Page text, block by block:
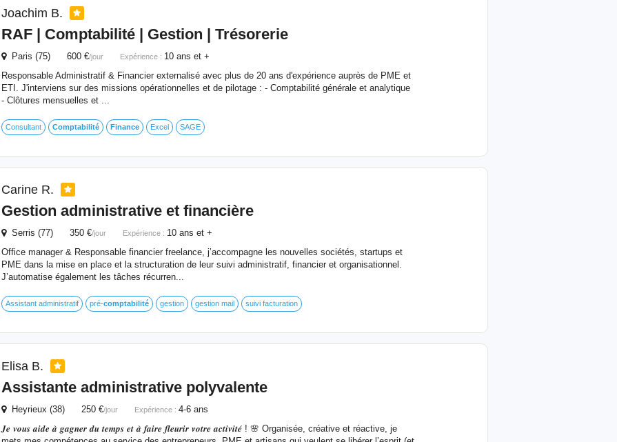
Joachim B.
RAF | Comptabilité| Gestion | Trésorerie
Paris (75) 600 €/jour Expérience : 10 ans et +
Responsable Administratif & Financier externalisé avec plus de 20 ans d'expérience auprès de PME et
ETI. J'interviens sur des missions opérationnelles et de pilotage : - Comptabilité générale et analytique
- Clôtures mensuelles et ...
Consultant Comptabilité Finance Excel SAGE
Carine R.
Gestion administrative etfinancière
Serris (77) 350 €/jour Expérience : 10 ans et +
Office manager & Responsable financier freelance, j’accompagne les nouvelles sociétés, startups et
PME dans la mise en place et la structuration de leur suivi administratif, financier et organisationnel.
J’automatise également les tâches récurren...
Assistant administratif pré-comptabilité gestion gestion mail suivi facturation
Elisa B.
Assistante administrative polyvalente
Heyrieux (38) 250 €/jour Expérience : 4-6 ans
𝑱𝒆 𝒗𝒐𝒖𝒔 𝒂𝒊𝒅𝒆 𝒂̀ 𝒈𝒂𝒈𝒏𝒆𝒓 𝒅𝒖 𝒕𝒆𝒎𝒑𝒔 𝒆𝒕 𝒂̀ 𝒇𝒂𝒊𝒓𝒆 𝒇𝒍𝒆𝒖𝒓𝒊𝒓 𝒗𝒐𝒕𝒓𝒆 𝒂𝒄𝒕𝒊𝒗𝒊𝒕𝒆́ ! 🌸 Organisée, créative et réactive, je